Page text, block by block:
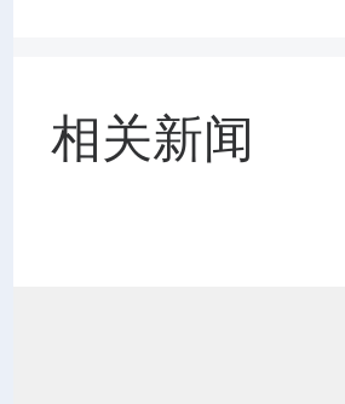
时；
溪镇焦溪村
相关新闻